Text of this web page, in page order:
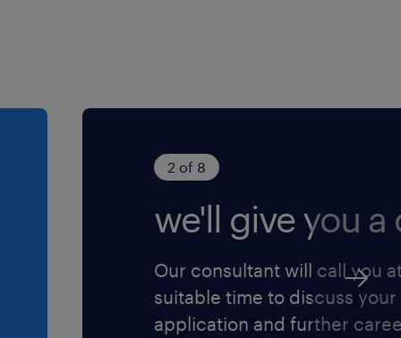
2 of 8
we'll give you a
Our consultant will call you
suitable time to discuss your
application and further